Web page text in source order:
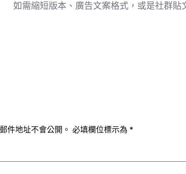
如需縮短版本、廣告文案格式，或是社群貼
件地址不會公開。 必填欄位標示為 *